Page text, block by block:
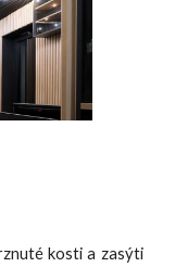
kosti a zasýti